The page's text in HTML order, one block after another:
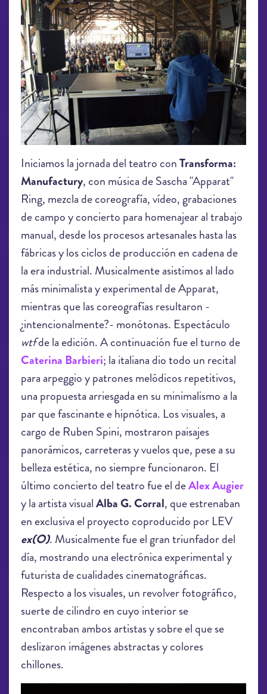
Iniciamos la jornada del teatro conTransforma:
Manufactury, con música de Sascha "Apparat"
Ring, mezcla de coreografía, vídeo, grabaciones
de campo y concierto para homenajear al trabajo
manual, desde los procesos artesanales hasta las
fábricas y los ciclos de producción en cadena de
la era industrial. Musicalmente asistimos al lado
más minimalista y experimental de Apparat,
mientras que las coreografías resultaron -
¿intencionalmente?- monótonas. Espectáculo
wtfde la edición. A continuación fue el turno de
Caterina Barbieri; la italiana dio todo un recital
para arpeggio y patrones melódicos repetitivos,
una propuesta arriesgada en su minimalismo a la
par que fascinante e hipnótica. Los visuales, a
cargo de Ruben Spini, mostraron paisajes
panorámicos, carreteras y vuelos que, pese a su
belleza estética, no siempre funcionaron. El
último concierto del teatro fue el deAlex Augier
y la artista visualAlba G. Corral, que estrenaban
en exclusiva el proyecto coproducido por LEV
ex(O). Musicalmente fue el gran triunfador del
día, mostrando una electrónica experimental y
futurista de cualidades cinematográficas.
Respecto a los visuales, un revolver fotográfico,
suerte de cilindro en cuyo interior se
encontraban ambos artistas y sobre el que se
deslizaron imágenes abstractas y colores
chillones.
LEV2019_ex(O)_9541.jpg